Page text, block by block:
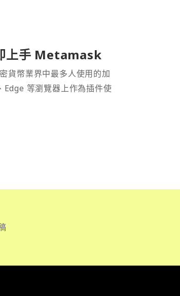
上手 Metamask
貨幣業界中最多人使用的加
等瀏覽器上作為插件使